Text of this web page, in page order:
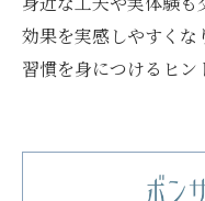
効果を実感しやすく
習慣を身につけるヒン